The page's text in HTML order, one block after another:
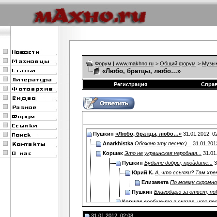
Форум | www.makhno.ru > Общий форум >
«Любо, братцы, любо…»
Регистрация
Пушкин «Любо, братцы, любо…» 31.01.2012,
Anarkhistka Обожаю эту песню:)...
Коршак Это не украинская народная...
Пушкин Будьте добры, пройдите...
Юрий К. А, что ссылки? Там
Елизавета По моему
Пушкин Благодарю за ответ,
Коршак вообще-то я сказал, что
Дополнительные ответы в
31.01.2012, 02:08